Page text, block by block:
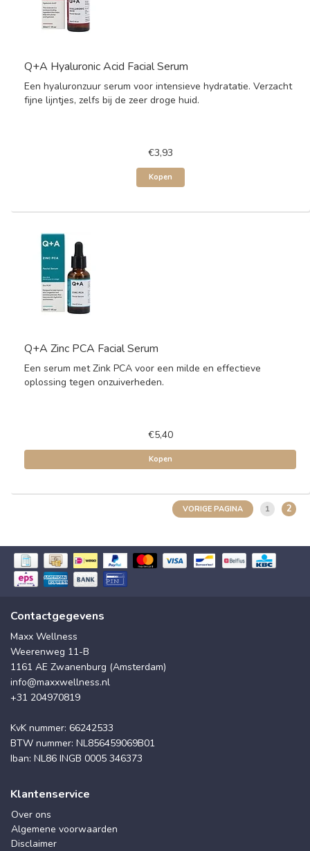
Q+A Hyaluronic Acid Facial Serum
Een hyaluronzuur serum voor intensieve hydratatie. Verzacht
fijne lijntjes, zelfs bij de zeer droge huid.
€3,93
Kopen
Q+A Zinc PCA Facial Serum
Een serum met Zink PCA voor een milde en effectieve
oplossing tegen onzuiverheden.
€5,40
Kopen
VORIGE PAGINA 1 2
Contactgegevens
Maxx Wellness
Weerenweg 11-B
1161 AE Zwanenburg (Amsterdam)
info@maxxwellness.nl
+31 204970819
KvK nummer: 66242533
BTW nummer: NL856459069B01
Iban: NL86 INGB 0005 346373
Klantenservice
Over ons
Algemene voorwaarden
Disclaimer